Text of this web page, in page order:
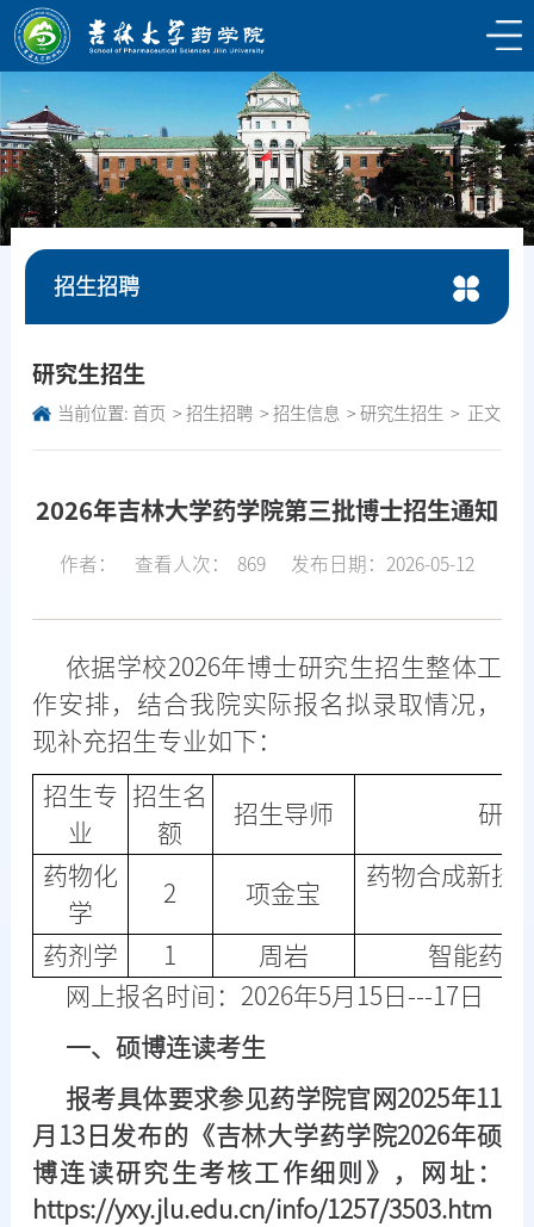
招生招聘
研究生招生
当前位置: 首页 招生招聘 招生信息 研究生招生 正文
2026年吉林大学药学院第三批博士招生通知
作者： 查看人次： 869 发布日期：2026-05-12
依据学校2026年博士研究生招生整体工
作安排，结合我院实际报名拟录取情况，
现补充招生专业如下：
招生专
业
招生名
额
招生导师 研究
药物化
学
2 项金宝
药物合成新技
药剂学
1 周岩
智能药
网上报名时间：2026年5月15日---17日
一、硕博连读考生
报考具体要求参见药学院官网2025年11
月13日发布的《吉林大学药学院2026年硕
博连读研究生考核工作细则》，网址：
https://yxy.jlu.edu.cn/info/1257/3503.htm